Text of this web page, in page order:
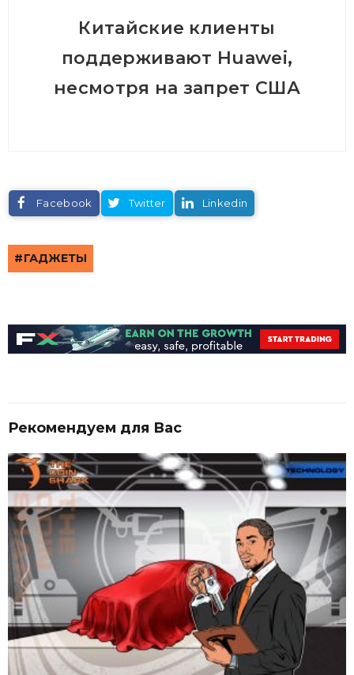
Китайские клиенты
поддерживают Huawei,
несмотря на запрет США
Facebook Twitter Linkedin
ГАДЖЕТЫ
Рекомендуем для Вас